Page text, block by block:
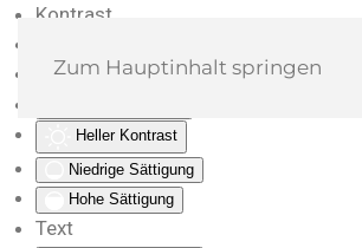
Kontrast
Monochrom
Heller Kontrast
Niedrige Sättigung
Hohe Sättigung
Text
Zum Hauptinhalt springen